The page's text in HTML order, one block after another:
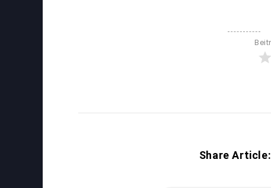
Share Article: